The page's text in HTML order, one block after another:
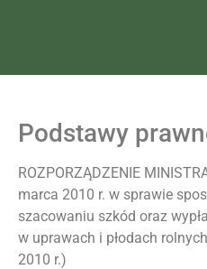
Podstawy
ROZPORZĄDZENIE
marca 2010 r. w sprawie
szacowaniu szkód oraz
w uprawach i płodach
2010 r.)